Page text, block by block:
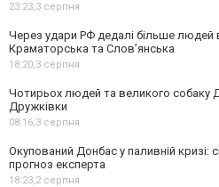
23:23,3 серпня
Через удари РФ дедалі більше людей
Краматорська та Слов’янська
18:20,3 серпня
Чотирьох людей та великого собаку
Дружківки
08:16,3 серпня
Окупований Донбас у паливній кризі:
прогноз експерта
18:23,2 серпня